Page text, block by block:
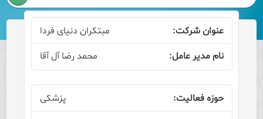
مبتکران دنیای فردا
محمد رضا آل آقا
پزشکی